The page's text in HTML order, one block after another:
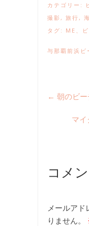
カテゴリー:
撮影 , 旅行 , 海
タグ: ME
与那覇前浜ビ
← 朝のビ
マ
コメ
メールア
りません。